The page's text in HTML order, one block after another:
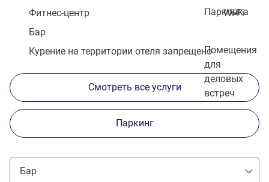
Парковка
Фитнес-центр
Wi-Fi
Бар
Помещения
для
деловых
встреч
Курение на территории отеля запрещено
Смотреть все услуги
Паркинг
Бар